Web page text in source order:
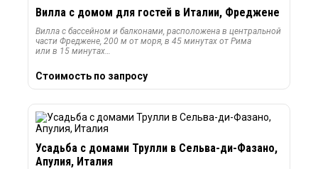
Вилла c домом для гостей в Италии, Фреджене
Вилла с бассейном и балконами, расположена в центральной
части Фреджене, 200 м от моря, в 45 минутах от Рима
или в 15 минутах…
Стоимость по запросу
Усадьба с домами Трулли в Сельва-ди-Фазано,
Апулия, Италия